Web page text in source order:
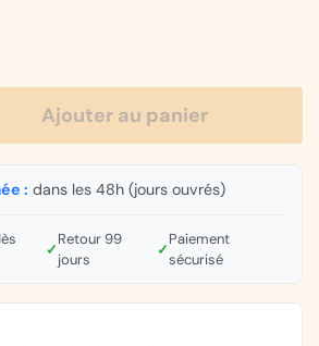
Ajouter au panier
: dans les 48h (jours ouvrés)
✓
Retour 99
jours
✓
Paiement
sécurisé